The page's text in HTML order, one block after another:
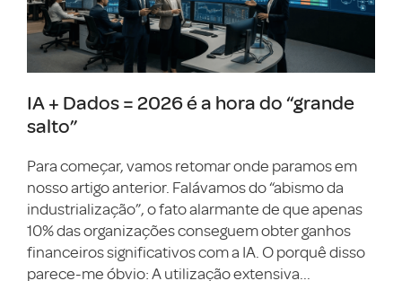
IA + Dados = 2026 é a hora do “grande
salto”
Para começar, vamos retomar onde paramos em
nosso artigo anterior. Falávamos do “abismo da
industrialização”, o fato alarmante de que apenas
10% das organizações conseguem obter ganhos
financeiros significativos com a IA. O porquê disso
parece-me óbvio: A utilização extensiva...